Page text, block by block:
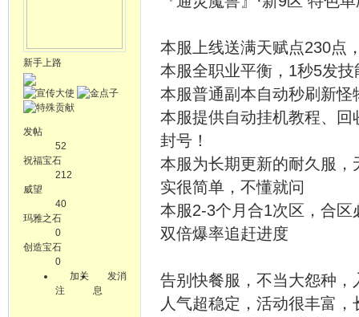
新手上路
发帖
52
祝福宝石
212
威望
40
玛雅之石
0
创造宝石
0
加关
注
发消
息
本服上线送满天赋点230点
本服全职业平衡，1秒5发
本服普通副本自动秒刷新
本服提供自动挂机教程、
封号！
本服为长期更新的耐久服
实很简单，不懂就问
本服2-3个月合1次区，合
双倍爆率追赶进度
告别快餐服，不当大怨种
人气超稳定，活动很丰